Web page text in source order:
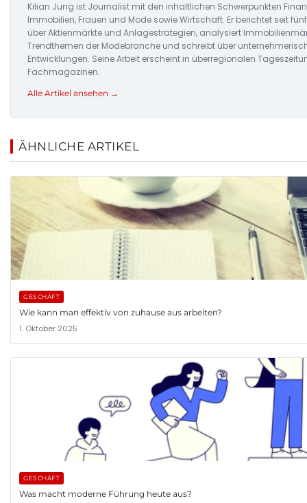
Kilian Jung ist Journalist mit den inhaltlichen Schwerpunkten
Immobilien, Frauen und Mode sowie Wirtschaft. Er berichtet seit
über Aktienmärkte und Anlagestrategien, analysiert
Trendthemen der Modebranche und schreibt über
Entwicklungen. Seine Arbeit erscheint in überregionalen
Fachmagazinen.
Alle Artikel ansehen →
ÄHNLICHE ARTIKEL
GESCHÄFT
Wie kann man effektiv von zuhause aus arbeiten?
1. Oktober 2025
GESCHÄFT
Was macht moderne Führung heute aus?